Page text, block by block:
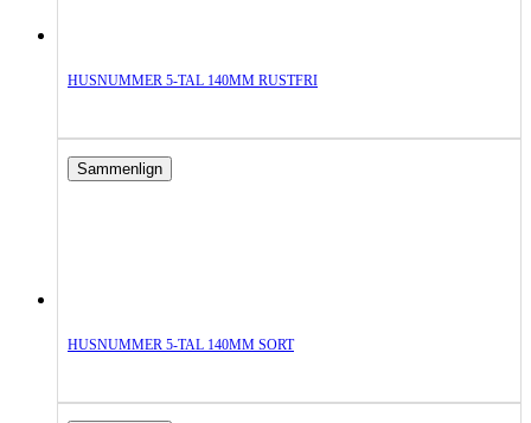
HUSNUMMER 5-TAL 140MM RUSTFRI
Sammenlign
HUSNUMMER 5-TAL 140MM SORT